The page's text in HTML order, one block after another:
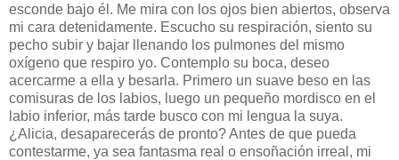
esconde bajo él. Me mira con los ojos bien abiertos, observa
mi cara detenidamente. Escucho su respiración, siento su
pecho subir y bajar llenando los pulmones del mismo
oxígeno que respiro yo. Contemplo su boca, deseo
acercarme a ella y besarla. Primero un suave beso en las
comisuras de los labios, luego un pequeño mordisco en el
labio inferior, más tarde busco con mi lengua la suya.
¿Alicia, desaparecerás de pronto? Antes de que pueda
contestarme, ya sea fantasma real o ensoñación irreal, mi